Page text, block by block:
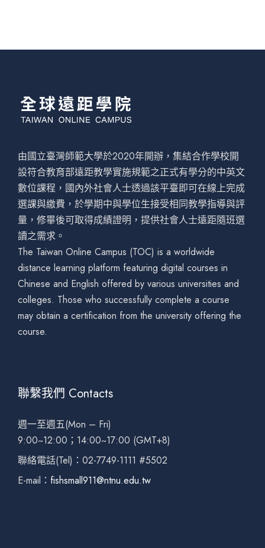
由國立臺灣師範大學於2020年開辦，集結合作學校開
設符合教育部遠距教學實施規範之正式有學分的中英文
數位課程，國內外社會人士透過該平臺即可在線上完成
選課與繳費，於學期中與學位生接受相同教學指導與評
量，修畢後可取得成績證明，提供社會人士遠距隨班選
讀之需求。
The Taiwan Online Campus (TOC) is a worldwide
distance learning platform featuring digital courses in
Chinese and English offered by various universities and
colleges. Those who successfully complete a course
may obtain a certification from the university offering the
course.
聯繫我們 Contacts
週一至週五(Mon – Fri)
9:00~12:00；14:00~17:00 (GMT+8)
聯絡電話(Tel)：02-7749-1111 #5502
E-mail： fishsmall911@ntnu.edu.tw